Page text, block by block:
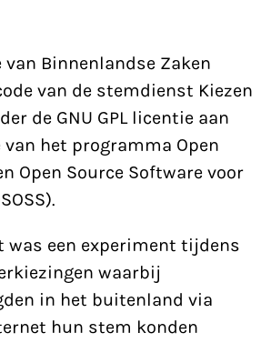
Binnenlandse Zaken
van de stemdienst Kiezen
de GNU GPL licentie aan
het programma Open
Open Source Software voor
was een experiment tijdens
waarbij
in het buitenland via
hun stem konden